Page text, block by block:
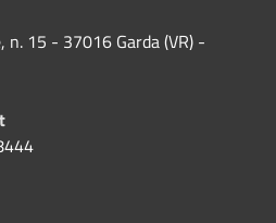
n. 15 - 37016 Garda (VR) -